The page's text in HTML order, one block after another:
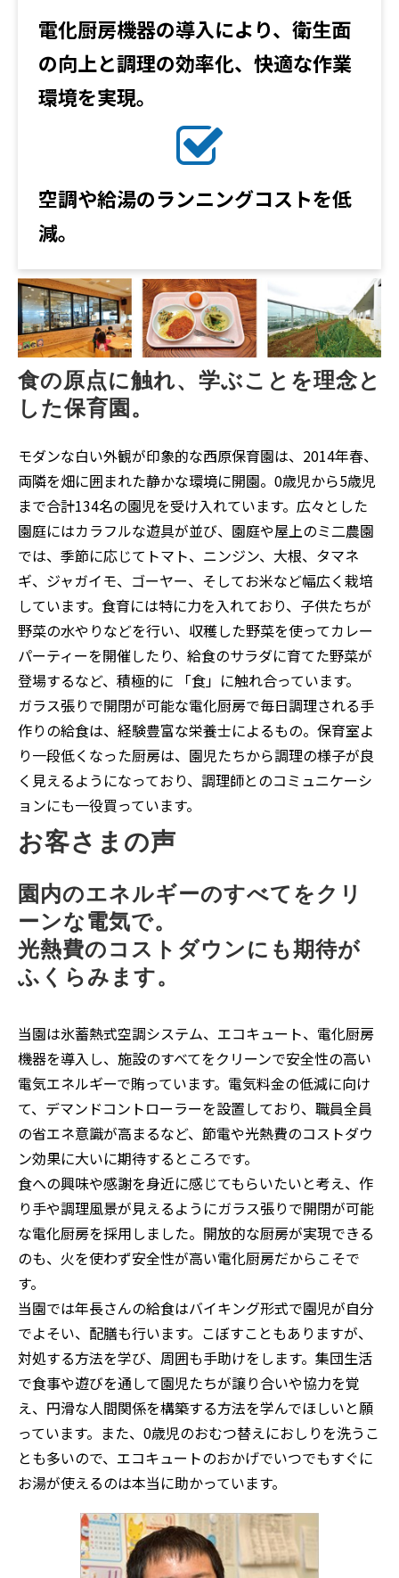
電化厨房機器の導入により、衛生面
の向上と調理の効率化、快適な作業
環境を実現。
空調や給湯のランニングコストを低
減。
食の原点に触れ、学ぶことを理念と
した保育園。
モダンな白い外観が印象的な西原保育園は、2014年春、
両隣を畑に囲まれた静かな環境に開園。0歳児から5歳児
まで合計134名の園児を受け入れています。広々とした
園庭にはカラフルな遊具が並び、園庭や屋上のミ二農園
では、季節に応じてトマト、ニンジン、大根、タマネ
ギ、ジャガイモ、ゴーヤー、そしてお米など幅広く栽培
しています。食育には特に力を入れており、子供たちが
野菜の水やりなどを行い、収穫した野菜を使ってカレー
パーティーを開催したり、給食のサラダに育てた野菜が
登場するなど、積極的に 「食」に触れ合っています。
ガラス張りで開閉が可能な電化厨房で毎日調理される手
作りの給食は、経験豊富な栄養士によるもの。保育室よ
り一段低くなった厨房は、園児たちから調理の様子が良
く見えるようになっており、調理師とのコミュニケーシ
ョンにも一役買っています。
お客さまの声
園内のエネルギーのすべてをクリ
ーンな電気で。
光熱費のコストダウンにも期待が
ふくらみます。
当園は氷蓄熱式空調システム、エコキュート、電化厨房
機器を導入し、施設のすべてをクリーンで安全性の高い
電気エネルギーで賄っています。電気料金の低減に向け
て、デマンドコントローラーを設置しており、職員全員
の省エネ意識が高まるなど、節電や光熱費のコストダウ
ン効果に大いに期待するところです。
食への興味や感謝を身近に感じてもらいたいと考え、作
り手や調理風景が見えるようにガラス張りで開閉が可能
な電化厨房を採用しました。開放的な厨房が実現できる
のも、火を使わず安全性が高い電化厨房だからこそで
す。
当園では年長さんの給食はバイキング形式で園児が自分
でよそい、配膳も行います。こぼすこともありますが、
対処する方法を学び、周囲も手助けをします。集団生活
で食事や遊びを通して園児たちが譲り合いや協力を覚
え、円滑な人間関係を構築する方法を学んでほしいと願
っています。また、0歳児のおむつ替えにおしりを洗うこ
とも多いので、エコキュートのおかげでいつでもすぐに
お湯が使えるのは本当に助かっています。